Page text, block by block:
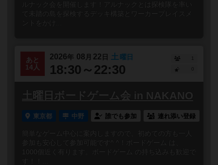
ルナック会を開催します！アルナックとは探検隊を率い
て未踏の島を探検するデッキ構築とワーカープレイスメ
あと
14人
2026年 08 月 22 日 土 曜日
18:30～22:30
1
土曜日ボードゲーム会 in NAKANO
東京都 中野 誰でも参加 連れ添い登録
簡単なゲーム中心に案内しますので、初めての方も一人
参加も安心して参加可能です^ ^！ボードゲーム は、
1000個近く有ります。ボードゲーム の持ち込みも歓迎で